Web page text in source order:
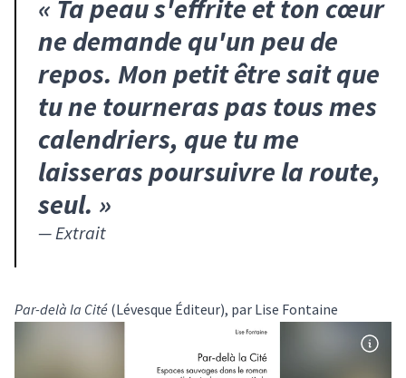
« Ta peau s'effrite et ton cœur
ne demande qu'un peu de
repos. Mon petit être sait que
tu ne tourneras pas tous mes
calendriers, que tu me
laisseras poursuivre la route,
seul. »
—Extrait
Par-delà la Cité (Lévesque Éditeur), par Lise Fontaine